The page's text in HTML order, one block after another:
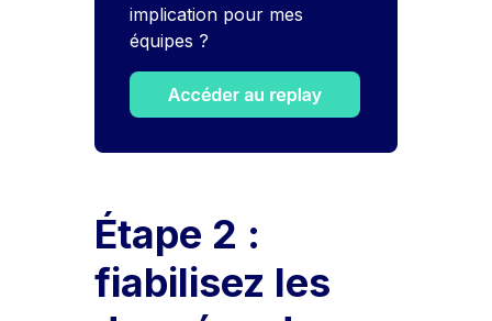
implication pour mes
équipes ?
Étape 2 :
fiabilisez les